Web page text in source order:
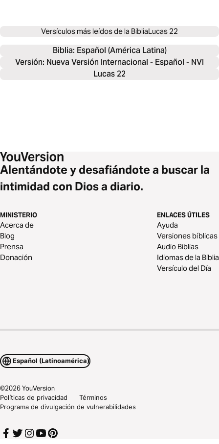
Versículos más leídos de la BibliaLucas 22
Biblia: Español (América Latina)
Versión: Nueva Versión Internacional - Español - NVI
Lucas 22
Alentándote y desafiándote a buscar la
intimidad con Dios a diario.
MINISTERIO
Acerca de
Blog
Prensa
Donación
ENLACES ÚTILES
Ayuda
Versiones bíblicas
Audio Biblias
Idiomas de la Biblia
Versículo del Día
Español (Latinoamérica)
©2026YouVersion
Políticas de privacidad
Términos
Programa de divulgación de vulnerabilidades